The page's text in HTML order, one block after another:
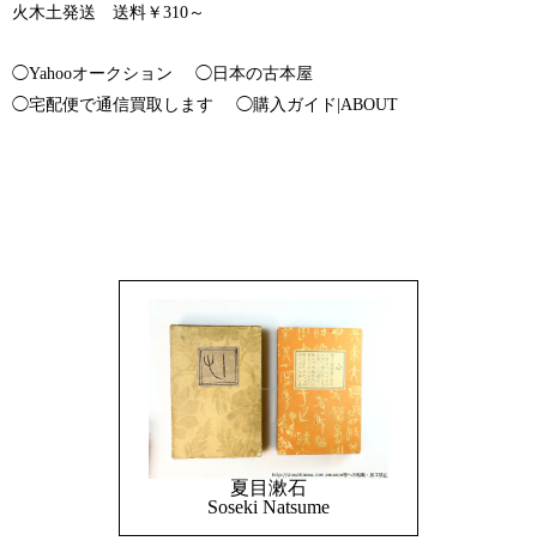
火木土発送 送料￥310～
◯Yahooオークション
◯日本の古本屋
◯宅配便で通信買取します
◯購入ガイド|ABOUT
夏目漱石
Soseki Natsume